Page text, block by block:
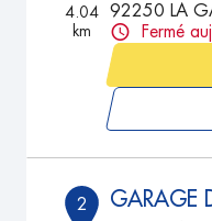
4.04
km
92250 LA
Fermé
2 GARAGE